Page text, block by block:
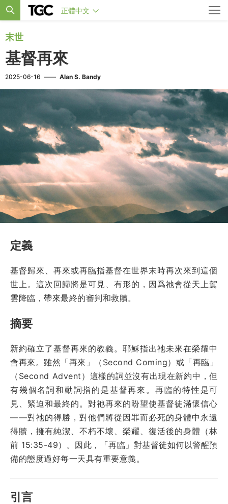
正體中文
末世
基督再來
2025-06-16 —— Alan S. Bandy
定義
基督歸來、再來或再臨指基督在世界末時再次來到這個
世上。這次回歸將是可見、有形的，因爲祂會從天上駕
雲降臨，帶來最終的審判和救贖。
摘要
新約確立了基督再來的教義。耶穌指出祂未來在榮耀中
會再來。雖然「再來」（Second Coming）或「再臨」
（Second Advent）這樣的詞並沒有出現在新約中，但
有幾個名詞和動詞指的是基督再來。再臨的特性是可
見、緊迫和最終的。對祂再來的盼望使基督徒滿懷信心
——對祂的得勝，對他們將從因罪而必死的身體中永遠
得贖，擁有純潔、不朽不壞、榮耀、復活後的身體（林
前 15:35-49）。因此，「再臨」對基督徒如何以警醒預
備的態度過好每一天具有重要意義。
引言